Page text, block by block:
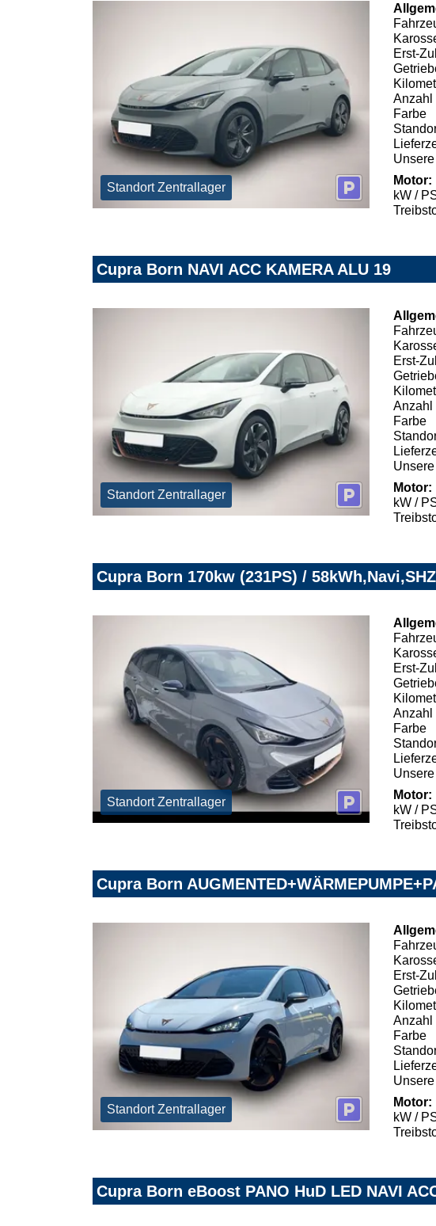
Standort Zentrallager
Erst-
Anzahl
Farbe
Motor:
kW /
Cupra Born NAVI ACC KAMERA ALU 19
Standort Zentrallager
Erst-
Anzahl
Farbe
Motor:
kW /
Cupra Born 170kw (231PS) /
Standort Zentrallager
Erst-
Anzahl
Farbe
Motor:
kW /
Cupra Born
Standort Zentrallager
Erst-
Anzahl
Farbe
Motor:
kW /
Cupra Born eBoost PANO HuD LED NAVI